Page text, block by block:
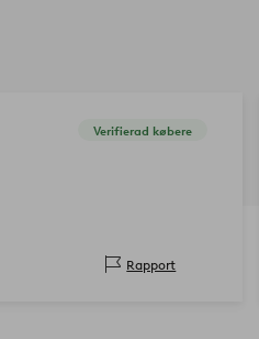
Verifierad købere
Rapport